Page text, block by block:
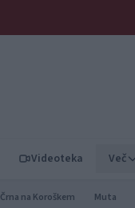
Videoteka Več
Črna na Koroškem Muta